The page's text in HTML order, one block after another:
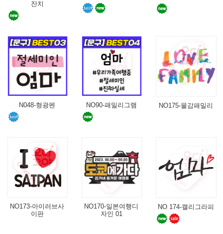
잔치
N048-형광펜 NO90-패밀리그램 NO175-물감패밀리
NO173-아이러브사
이판
NO170-일본여행디
자인 01
NO 174-캘리그라피